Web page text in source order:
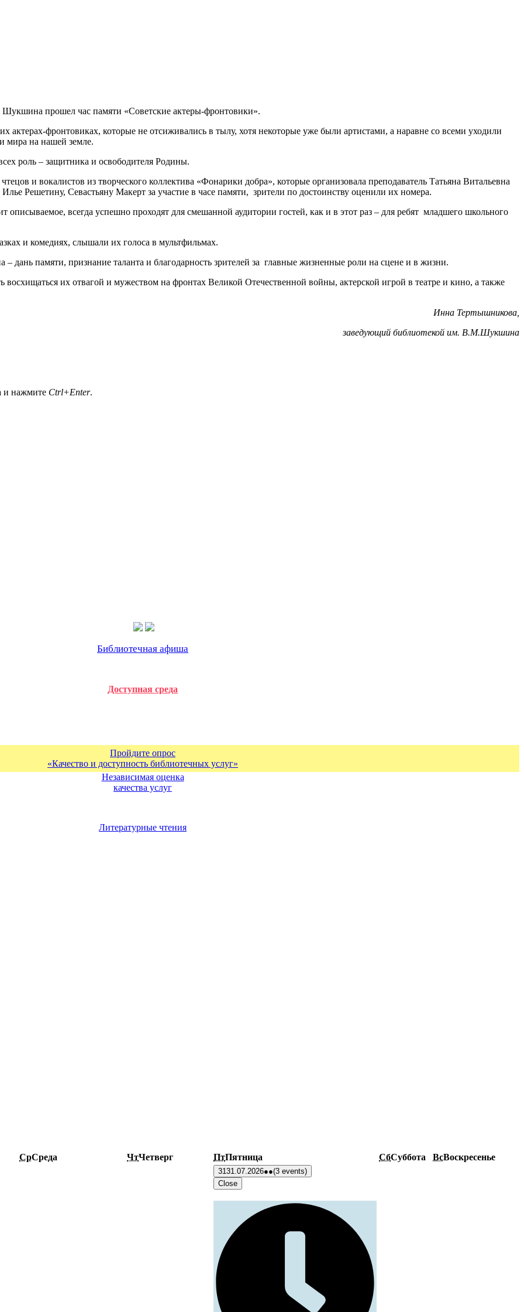
прошел час памяти «Советские актеры-фронтовики».
актерах-фронтовиках, которые не отсиживались в тылу, хотя некоторые уже были артистами, а наравне со всеми уходили
мира на нашей земле.
роль – защитника и освободителя Родины.
и вокалистов из творческого коллектива «Фонарики добра», которые организовала преподаватель Татьяна Витальевна
Решетину, Севастьяну Макерт за участие в часе памяти, зрители по достоинству оценили их номера.
всегда успешно проходят для смешанной аудитории гостей, как и в этот раз – для ребят младшего школьного
и комедиях, слышали их голоса в мультфильмах.
дань памяти, признание таланта и благодарность зрителей за главные жизненные роли на сцене и в жизни.
их отвагой и мужеством на фронтах Великой Отечественной войны, актерской игрой в театре и кино, а также
Инна Тертышникова,
заведующий библиотекой им. В.М.Шукшина
и нажмите Ctrl+Enter.
Библиотечная афиша
Доступная среда
Пройдите опрос
«Качество и доступность библиотечных услуг»
Независимая оценка
качества услуг
Литературные чтения
СрСреда ЧтЧетверг ПтПятница СбСуббота ВсВоскресенье
3131.07.2026●●(3 events)
Close